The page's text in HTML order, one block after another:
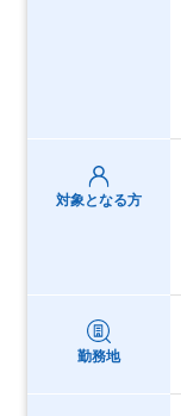
対象となる方
勤務地